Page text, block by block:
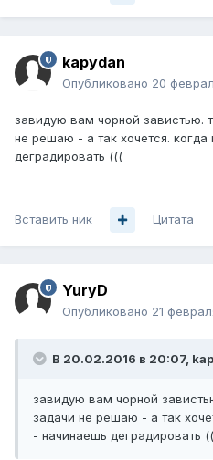
kapydan
Опубликовано 20
завидую вам чорной завистью.
не решаю - а так хочется.
деградировать (((
Вставить ник Цитата
YuryD
Опубликовано 21
В 20.02.2016 в 20:07,
завидую вам чорной
задачи не решаю - а так
- начинаешь деградировать